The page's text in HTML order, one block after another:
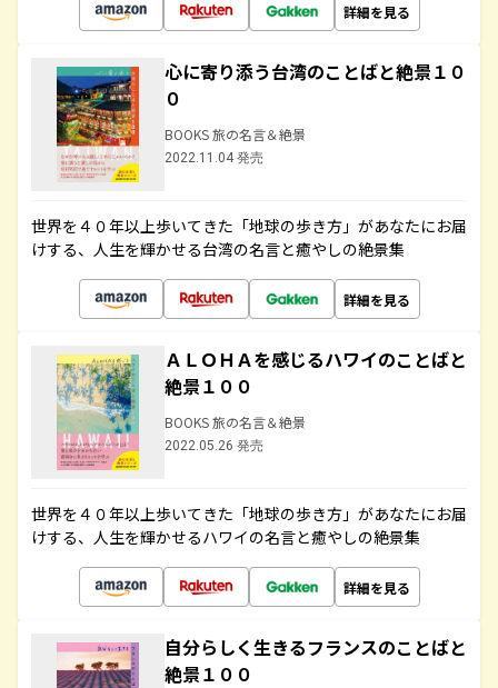
詳細を見る
心に寄り添う台湾のことばと絶景１０
０
BOOKS 旅の名言＆絶景
2022.11.04 発売
世界を４０年以上歩いてきた「地球の歩き方」があなたにお届
けする、人生を輝かせる台湾の名言と癒やしの絶景集
詳細を見る
ＡＬＯＨＡを感じるハワイのことばと
絶景１００
BOOKS 旅の名言＆絶景
2022.05.26 発売
世界を４０年以上歩いてきた「地球の歩き方」があなたにお届
けする、人生を輝かせるハワイの名言と癒やしの絶景集
詳細を見る
自分らしく生きるフランスのことばと
絶景１００